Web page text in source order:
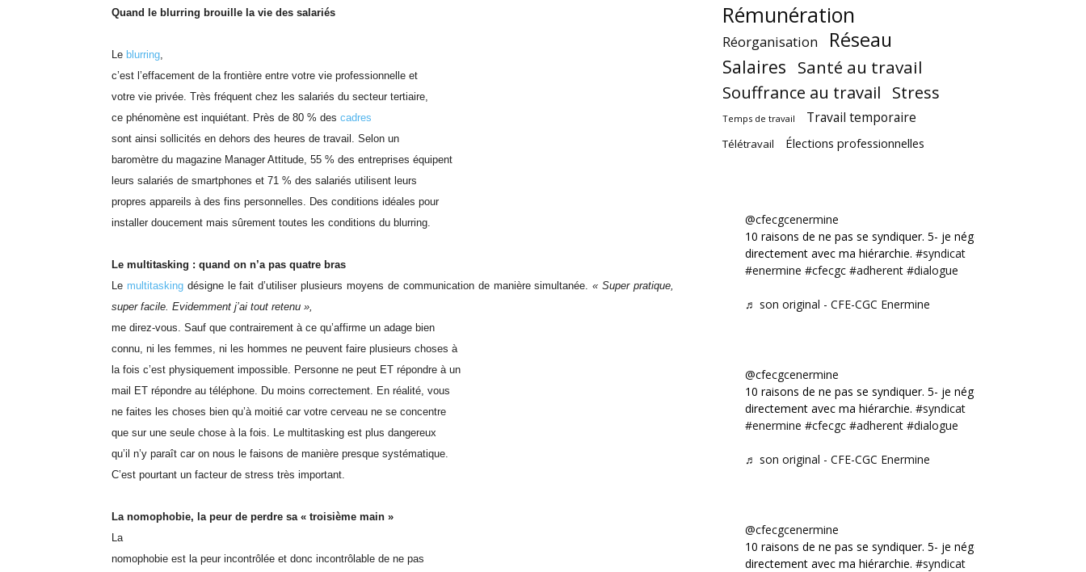
Quand le blurring brouille la vie des salariés
Le blurring,
c’est l’effacement de la frontière entre votre vie professionnelle et
votre vie privée. Très fréquent chez les salariés du secteur tertiaire,
ce phénomène est inquiétant. Près de 80 % des cadres
sont ainsi sollicités en dehors des heures de travail. Selon un
baromètre du magazine Manager Attitude, 55 % des entreprises équipent
leurs salariés de smartphones et 71 % des salariés utilisent leurs
propres appareils à des fins personnelles. Des conditions idéales pour
installer doucement mais sûrement toutes les conditions du blurring.
Le multitasking : quand on n’a pas quatre bras
Le multitaskingdésigne le fait d’utiliser plusieurs moyens de communication de manière simultanée.« Super pratique,
super facile. Evidemment j’ai tout retenu »,
me direz-vous. Sauf que contrairement à ce qu’affirme un adage bien
connu, ni les femmes, ni les hommes ne peuvent faire plusieurs choses à
la fois c’est physiquement impossible. Personne ne peut ET répondre à un
mail ET répondre au téléphone. Du moins correctement. En réalité, vous
ne faites les choses bien qu’à moitié car votre cerveau ne se concentre
que sur une seule chose à la fois. Le multitasking est plus dangereux
qu’il n’y paraît car on nous le faisons de manière presque systématique.
C’est pourtant un facteur de stress très important.
La nomophobie, la peur de perdre sa « troisième main »
La
nomophobie est la peur incontrôlée et donc incontrôlable de ne pas
Rémunération
Réorganisation Réseau
Salaires Santé au travail
Souffrance au travail Stress
Temps de travail Travail temporaire
Télétravail Élections professionnelles
@cfecgcenermine
10 raisons de ne pas se syndiquer. 5- je négocie
directement avec ma hiérarchie. #syndicat
#enermine #cfecgc #adherent #dialogue
♬ son original - CFE-CGC Enermine
@cfecgcenermine
10 raisons de ne pas se syndiquer. 5- je négocie
directement avec ma hiérarchie. #syndicat
#enermine #cfecgc #adherent #dialogue
♬ son original - CFE-CGC Enermine
@cfecgcenermine
10 raisons de ne pas se syndiquer. 5- je négocie
directement avec ma hiérarchie. #syndicat